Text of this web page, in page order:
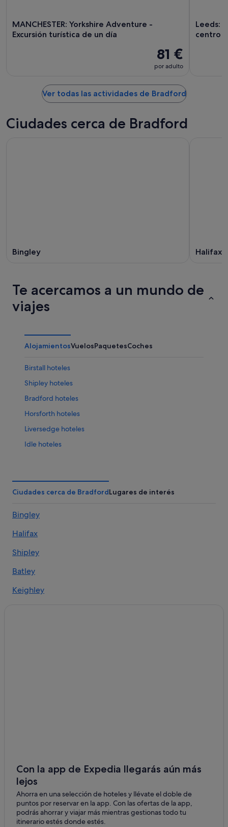
MANCHESTER: Yorkshire Adventure -
Excursión turística de un día
81 €
por adulto
Leeds:
centro
Ver todas las actividades de Bradford
Ciudades cerca de Bradford
Bingley Halifax
Te acercamos a un mundo de
viajes
AlojamientosVuelosPaquetesCoches
Birstall hoteles
Shipley hoteles
Bradford hoteles
Horsforth hoteles
Liversedge hoteles
Idle hoteles
West Yorkshire hoteles
Ciudades cerca de BradfordLugares de interés
Bingley
Halifax
Shipley
Batley
Keighley
Con la app de Expedia llegarás aún más
lejos
Ahorra en una selección de hoteles y llévate el doble de
puntos por reservar en la app. Con las ofertas de la app,
podrás ahorrar y viajar más mientras gestionas todo tu
itinerario estés donde estés.